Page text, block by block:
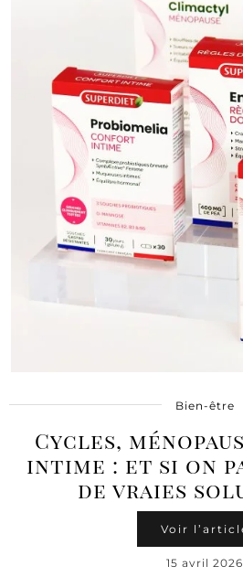
Bien-être
Cycles,
intime : et si on
de vraies
Voir
15 avril 2026